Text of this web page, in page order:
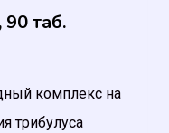
таб.
комплекс на
трибулуса